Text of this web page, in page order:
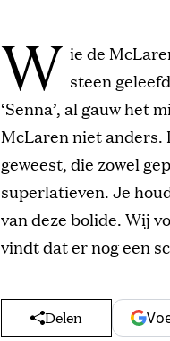
W ie de
steen
‘Senna’, al gauw het
McLaren niet anders.
geweest, die zowel
superlatieven. Je
van deze bolide. Wij
vindt dat er nog een
Delen